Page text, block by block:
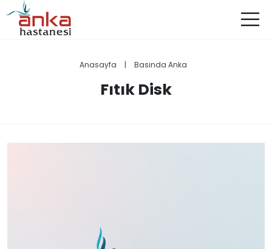
Anasayfa | Basında Anka
Fıtık Disk